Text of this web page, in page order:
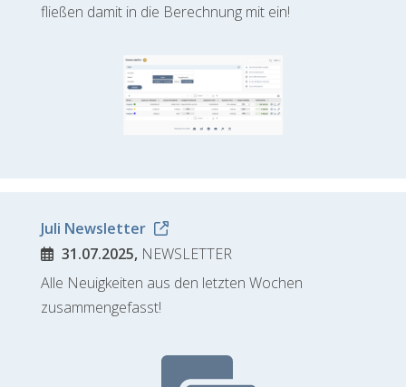
fließen damit in die Berechnung mit ein!
Juli Newsletter
31.07.2025, NEWSLETTER
Alle Neuigkeiten aus den letzten Wochen
zusammengefasst!